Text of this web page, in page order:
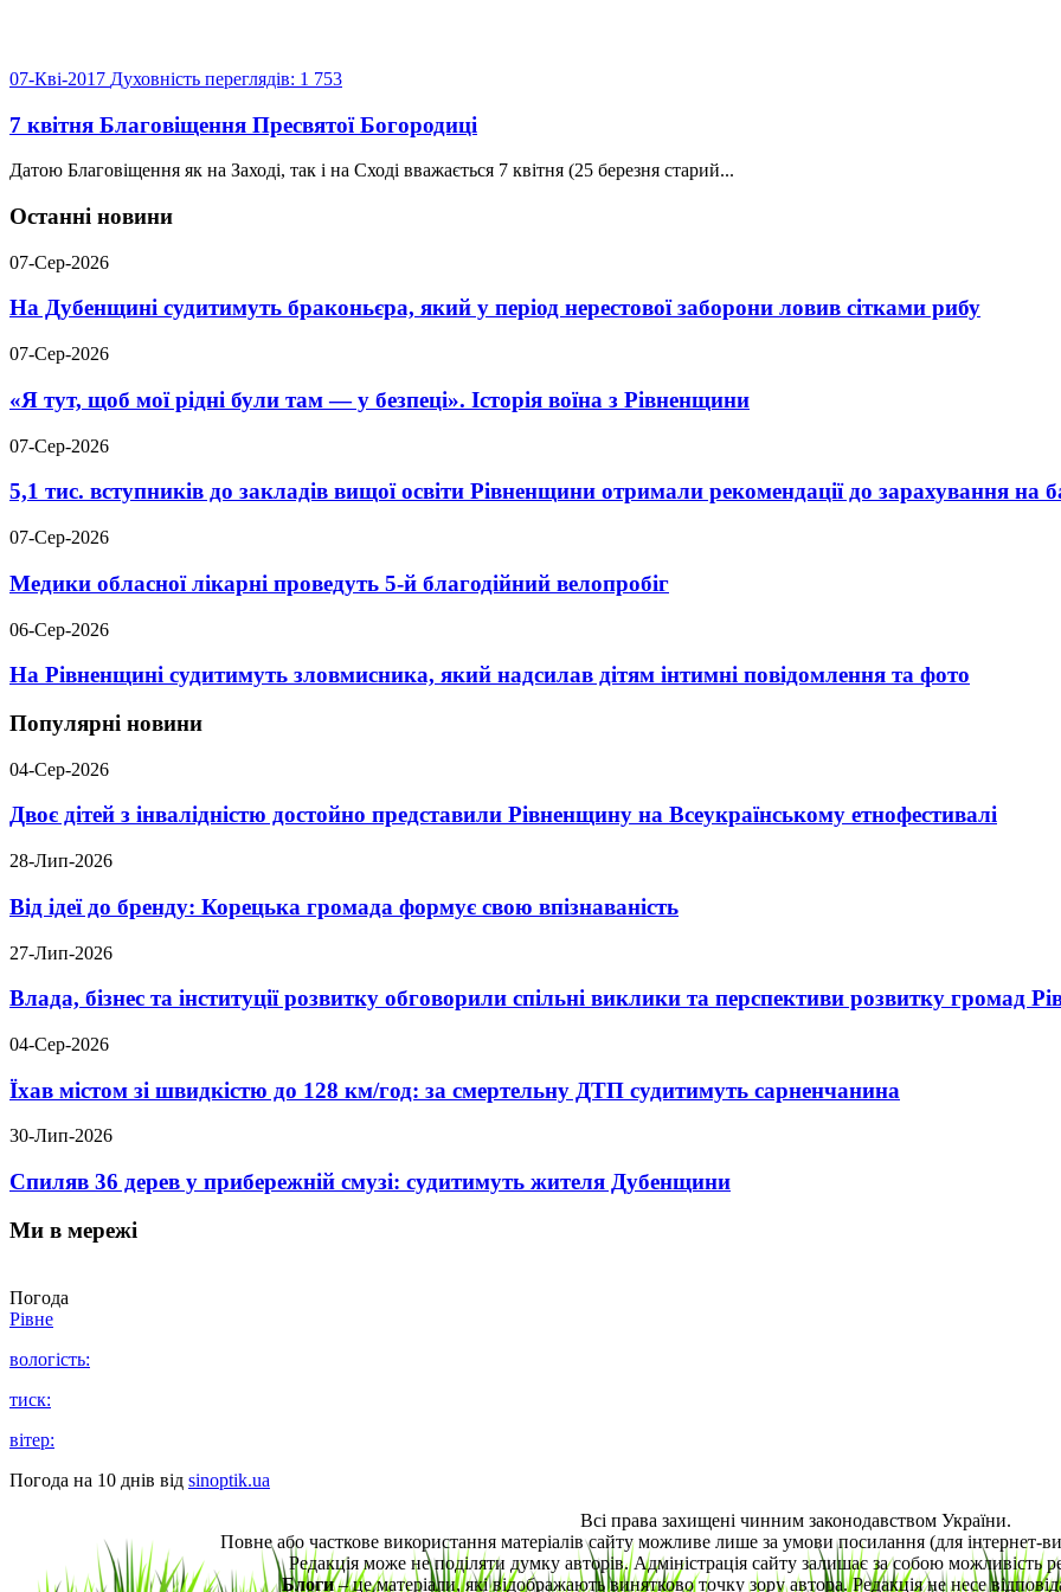
07-Кві-2017 Духовність переглядів: 1 753
7 квітня Благовіщення Пресвятої Богородиці
Датою Благовіщення як на Заході, так і на Сході вважається 7 квітня (25 березня старий...
Останні новини
07-Сер-2026
На Дубенщині судитимуть браконьєра, який у період нерестової заборони ловив сітками рибу
07-Сер-2026
«Я тут, щоб мої рідні були там — у безпеці». Історія воїна з Рівненщини
07-Сер-2026
5,1 тис. вступників до закладів вищої освіти Рівненщини отримали рекомендації до зарахування на
07-Сер-2026
Медики обласної лікарні проведуть 5-й благодійний велопробіг
06-Сер-2026
На Рівненщині судитимуть зловмисника, який надсилав дітям інтимні повідомлення та фото
Популярні новини
04-Сер-2026
Двоє дітей з інвалідністю достойно представили Рівненщину на Всеукраїнському етнофестивалі
28-Лип-2026
Від ідеї до бренду: Корецька громада формує свою впізнаваність
27-Лип-2026
Влада, бізнес та інституції розвитку обговорили спільні виклики та перспективи розвитку громад
04-Сер-2026
Їхав містом зі швидкістю до 128 км/год: за смертельну ДТП судитимуть сарненчанина
30-Лип-2026
Спиляв 36 дерев у прибережній смузі: судитимуть жителя Дубенщини
Ми в мережі
Погода
Рівне
вологість:
тиск:
вітер:
Погода на 10 днів від sinoptik.ua
Всі права захищені чинним законодавством України.
Повне або часткове використання матеріалів сайту можливе лише за умови посилання (для інтернет-
Редакція може не поділяти думку авторів. Адміністрація сайту залишає за собою можливість
Блоги– це матеріали, які відображають винятково точку зору автора. Редакція не несе